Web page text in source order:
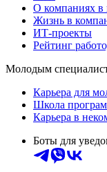
О компаниях в
Жизнь в
ИТ-проекты
Рейтинг
Молодым
Карьера для
Школа
Карьера в
Боты для